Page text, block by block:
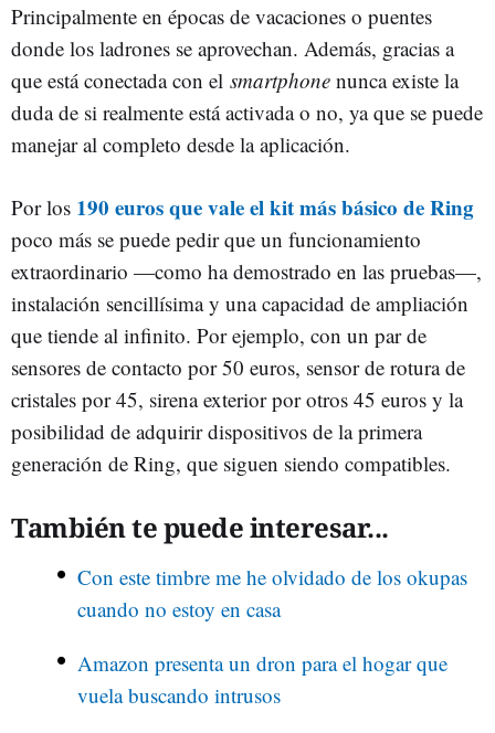
Principalmente en épocas de vacaciones o puentes
donde los ladrones se aprovechan. Además, gracias a
que está conectada con el smartphone nunca existe la
duda de si realmente está activada o no, ya que se puede
manejar al completo desde la aplicación.
Por los 190 euros que vale el kit más básico de Ring
poco más se puede pedir que un funcionamiento
extraordinario —como ha demostrado en las pruebas—,
instalación sencillísima y una capacidad de ampliación
que tiende al infinito. Por ejemplo, con un par de
sensores de contacto por 50 euros, sensor de rotura de
cristales por 45, sirena exterior por otros 45 euros y la
posibilidad de adquirir dispositivos de la primera
generación de Ring, que siguen siendo compatibles.
También te puede interesar...
Con este timbre me he olvidado de los okupas
cuando no estoy en casa
Amazon presenta un dron para el hogar que
vuela buscando intrusos